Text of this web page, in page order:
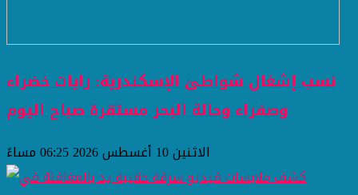
نسب إشغال شواطئ الإسكندرية: رايات خضراء
وصفراء وحالة البحر مستقرة صباح اليوم
الاثنين 10 أغسطس 2026 06:25 مساءً